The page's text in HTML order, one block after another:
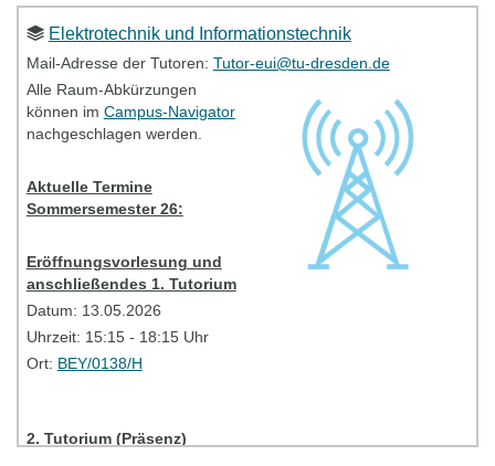
Uhrzeit:14:00-15:30
Link: BBB
Access code: hhpz8n
Bitte kontaktieren Sie bei Problemen Ihre TutorInnen
Tutorien - Information
Elektrotechnik und Informationstechnik
Mail-Adresse der Tutoren: Tutor-eui@tu-dresden.de
Alle Raum-Abkürzungen
können im Campus-Navigator
nachgeschlagen werden.
Aktuelle Termine
Sommersemester 26:
Eröffnungsvorlesung und
anschließendes 1. Tutorium
Datum: 13.05.2026
Uhrzeit: 15:15 - 18:15 Uhr
Ort: BEY/0138/H
2. Tutorium (Präsenz)